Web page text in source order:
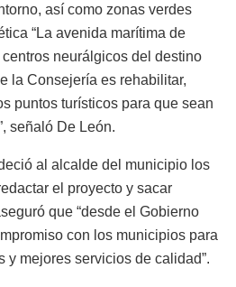
así como zonas verdes
“La avenida marítima de
neurálgicos del destino
la Consejería es rehabilitar,
puntos turísticos para que sean
señaló De León.
al alcalde del municipio los
el proyecto y sacar
que “desde el Gobierno
con los municipios para
y mejores servicios de calidad”.